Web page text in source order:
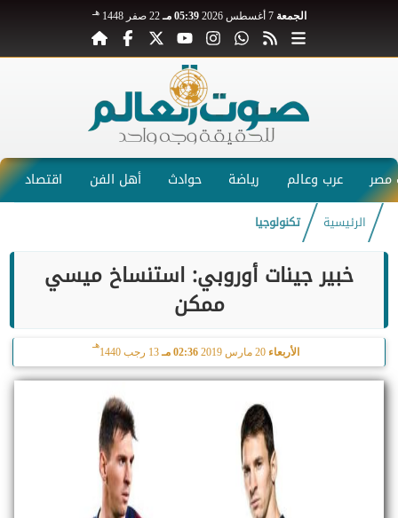
الجمعة 7 أغسطس 2026 05:39 مـ 22 صفر 1448 هـ
عرب وعالم رياضة حوادث أهل الفن اقتصاد
الرئيسية تكنولوجيا
خبير جينات أوروبي: استنساخ ميسي
ممكن
الأربعاء 20 مارس 2019 02:36 مـ 13 رجب 1440
هـ